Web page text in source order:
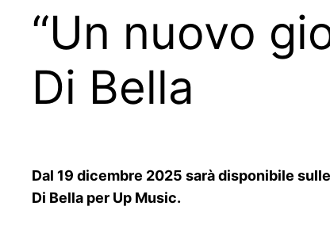
“Un nuovo
Di Bella
Dal 19 dicembre 2025 sarà disponibile
Di Bella per Up Music.